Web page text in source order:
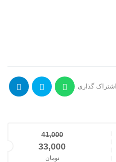
اشتراک گذاری
41,000
قیمت اصلی: 41,000تومان بود.
33,000
تومان